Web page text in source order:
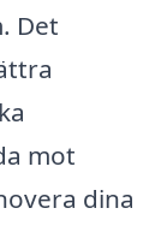
Det
mot
dina